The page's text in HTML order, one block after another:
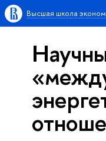
Высшая школа